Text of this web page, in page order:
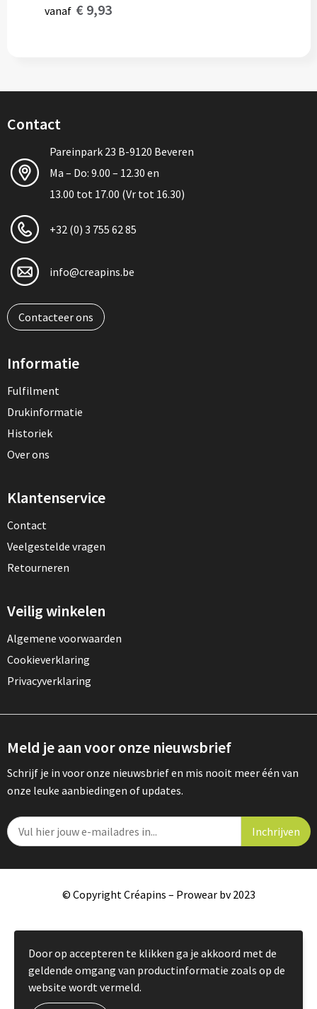
vanaf € 9,93
Contact
Pareinpark 23 B-9120 Beveren
Ma – Do: 9.00 – 12.30 en
13.00 tot 17.00 (Vr tot 16.30)
+32 (0) 3 755 62 85
info@creapins.be
Contacteer ons
Informatie
Fulfilment
Drukinformatie
Historiek
Over ons
Klantenservice
Contact
Veelgestelde vragen
Retourneren
Veilig winkelen
Algemene voorwaarden
Cookieverklaring
Privacyverklaring
Meld je aan voor onze nieuwsbrief
Schrijf je in voor onze nieuwsbrief en mis nooit meer één van
onze leuke aanbiedingen of updates.
© Copyright Créapins – Prowear bv 2023
Door op accepteren te klikken ga je akkoord met de
geldende omgang van productinformatie zoals op de
website wordt vermeld.